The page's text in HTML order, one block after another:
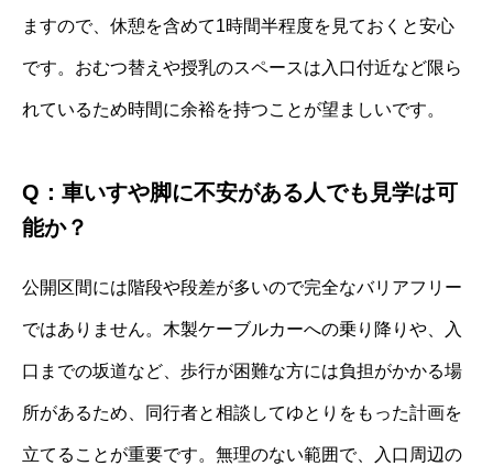
ますので、休憩を含めて1時間半程度を見ておくと安心
です。おむつ替えや授乳のスペースは入口付近など限ら
れているため時間に余裕を持つことが望ましいです。
Q：車いすや脚に不安がある人でも見学は可
能か？
公開区間には階段や段差が多いので完全なバリアフリー
ではありません。木製ケーブルカーへの乗り降りや、入
口までの坂道など、歩行が困難な方には負担がかかる場
所があるため、同行者と相談してゆとりをもった計画を
立てることが重要です。無理のない範囲で、入口周辺の